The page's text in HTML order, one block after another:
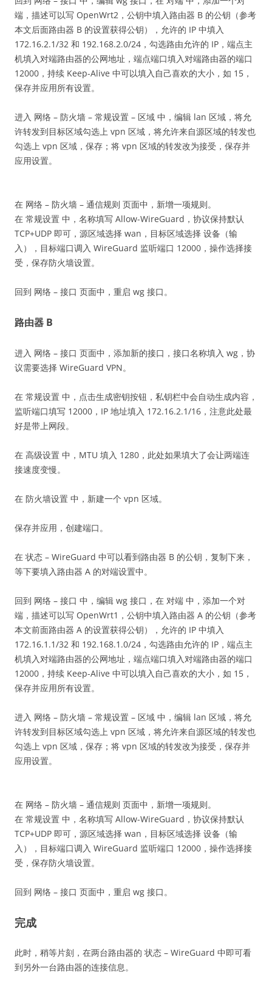
端，描述可以写 OpenWrt2，公钥中填入路由器 B 的公钥（参考
本文后面路由器 B 的设置获得公钥），允许的 IP 中填入
172.16.2.1/32 和 192.168.2.0/24，勾选路由允许的 IP，端点主
机填入对端路由器的公网地址，端点端口填入对端路由器的端口
12000，持续 Keep-Alive 中可以填入自己喜欢的大小，如 15，
保存并应用所有设置。
进入 网络 – 防火墙 – 常规设置 – 区域 中，编辑 lan 区域，将允
许转发到目标区域勾选上 vpn 区域，将允许来自源区域的转发也
勾选上 vpn 区域，保存；将 vpn 区域的转发改为接受，保存并
应用设置。
在 网络 – 防火墙 – 通信规则 页面中，新增一项规则。
在 常规设置 中，名称填写 Allow-WireGuard，协议保持默认
TCP+UDP 即可，源区域选择 wan，目标区域选择 设备（输
入），目标端口调入 WireGuard 监听端口 12000，操作选择接
受，保存防火墙设置。
回到 网络 – 接口 页面中，重启 wg 接口。
路由器 B
进入 网络 – 接口 页面中，添加新的接口，接口名称填入 wg，协
议需要选择 WireGuard VPN。
在 常规设置 中，点击生成密钥按钮，私钥栏中会自动生成内容，
监听端口填写 12000，IP 地址填入 172.16.2.1/16，注意此处最
好是带上网段。
在 高级设置 中，MTU 填入 1280，此处如果填大了会让两端连
接速度变慢。
在 防火墙设置 中，新建一个 vpn 区域。
保存并应用，创建端口。
在 状态 – WireGuard 中可以看到路由器 B 的公钥，复制下来，
等下要填入路由器 A 的对端设置中。
回到 网络 – 接口 中，编辑 wg 接口，在 对端 中，添加一个对
端，描述可以写 OpenWrt1，公钥中填入路由器 A 的公钥（参考
本文前面路由器 A 的设置获得公钥），允许的 IP 中填入
172.16.1.1/32 和 192.168.1.0/24，勾选路由允许的 IP，端点主
机填入对端路由器的公网地址，端点端口填入对端路由器的端口
12000，持续 Keep-Alive 中可以填入自己喜欢的大小，如 15，
保存并应用所有设置。
进入 网络 – 防火墙 – 常规设置 – 区域 中，编辑 lan 区域，将允
许转发到目标区域勾选上 vpn 区域，将允许来自源区域的转发也
勾选上 vpn 区域，保存；将 vpn 区域的转发改为接受，保存并
应用设置。
在 网络 – 防火墙 – 通信规则 页面中，新增一项规则。
在 常规设置 中，名称填写 Allow-WireGuard，协议保持默认
TCP+UDP 即可，源区域选择 wan，目标区域选择 设备（输
入），目标端口调入 WireGuard 监听端口 12000，操作选择接
受，保存防火墙设置。
回到 网络 – 接口 页面中，重启 wg 接口。
完成
此时，稍等片刻，在两台路由器的 状态 – WireGuard 中即可看
到另外一台路由器的连接信息。